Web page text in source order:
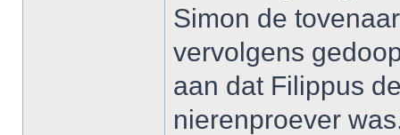
Simon de
vervolgens
aan dat Filippus
nierenproever